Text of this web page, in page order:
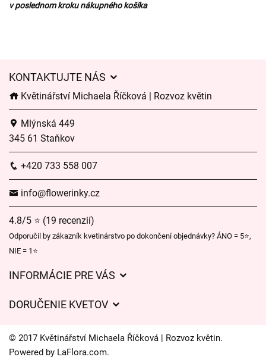
v poslednom kroku nákupného košíka
KONTAKTUJTE NÁS
Květinářství Michaela Říčková | Rozvoz květin
Mlýnská 449
345 61 Staňkov
+420 733 558 007
info@flowerinky.cz
4.8/5 ⭐ (19 recenzií)
Odporučil by zákazník kvetinárstvo po dokončení objednávky? ÁNO = 5⭐,
NIE = 1⭐
INFORMÁCIE PRE VÁS
Časy doručenia kvetov – prehľad možností
DORUČENIE KVETOV
Kam doručujeme kvety
© 2017 Květinářství Michaela Říčková | Rozvoz květin.
Powered by LaFlora.com.